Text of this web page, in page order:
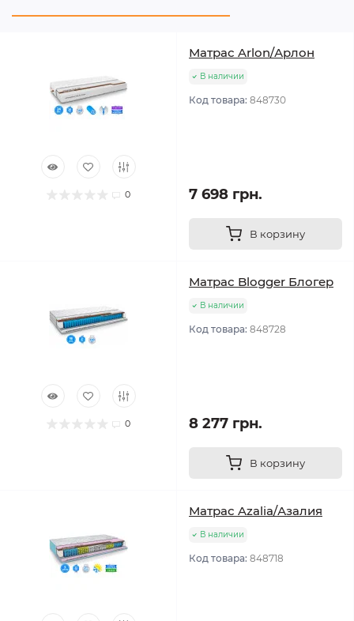
0
Матрас Arlon/Арлон
В наличии
Код товара: 848730
7 698 грн.
В корзину
0
Матрас Blogger Блогер
В наличии
Код товара: 848728
8 277 грн.
В корзину
Матрас Azalia/Азалия
В наличии
Код товара: 848718